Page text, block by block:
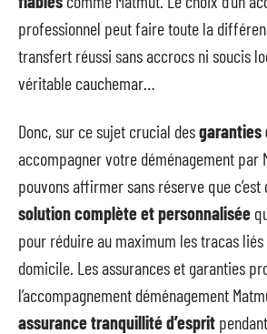
professionnel peut faire toute la
transfert réussi sans accrocs ni soucis
véritable cauchemar…
Donc, sur ce sujet crucial des
accompagner votre déménagement par
pouvons affirmer sans réserve que
solution complète et personnalisée
pour réduire au maximum les tracas
domicile. Les assurances et garanties
l’accompagnement déménagement
assurance tranquillité d’esprit